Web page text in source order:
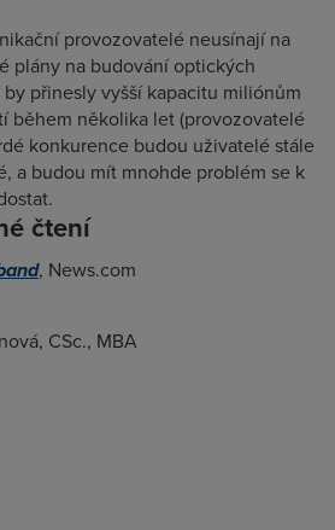
provozovatelé neusínají na
plány na budování optických
přinesly vyšší kapacitu miliónům
během několika let (provozovatelé
konkurence budou uživatelé stále
a budou mít mnohde problém se k
čtení
, News.com
CSc., MBA